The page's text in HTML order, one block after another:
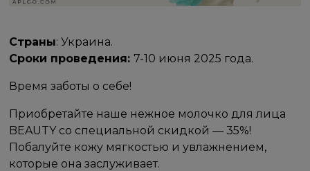
Страны: Украина.
Сроки проведения: 7-10 июня 2025 года.
Время заботы о себе!
Приобретайте наше нежное молочко для лица
BEAUTY со специальной скидкой — 35%!
Побалуйте кожу мягкостью и увлажнением,
которые она заслуживает.